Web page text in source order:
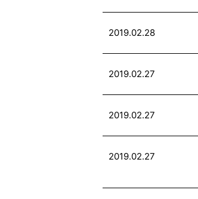
2019.02.28
2019.02.27
2019.02.27
2019.02.27